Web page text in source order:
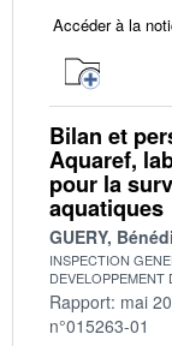
Accéder à la
Bilan et
Aquaref,
pour la
aquatiques
GUERY,
INSPECTION
DEVELOPPEMENT
Rapport: mai
n°015263-01